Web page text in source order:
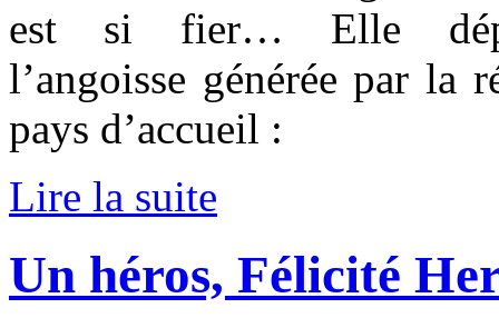
est si fier… Elle
l’angoisse générée par la
pays d’accueil :
Lire la suite
Un héros, Félicité